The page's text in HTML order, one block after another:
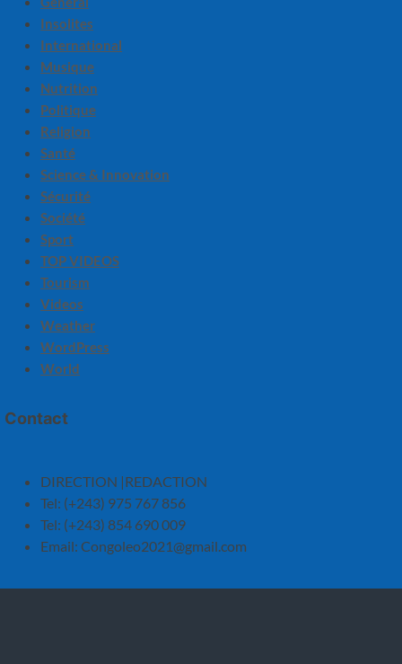
Insolites
International
Musique
Nutrition
Politique
Religion
Santé
Science & Innovation
Sécurité
Société
Sport
TOP VIDEOS
Tourism
Videos
Weather
WordPress
World
Contact
DIRECTION |REDACTION
Tel: (+243) 975 767 856
Tel: (+243) 854 690 009
Email: Congoleo2021@gmail.com